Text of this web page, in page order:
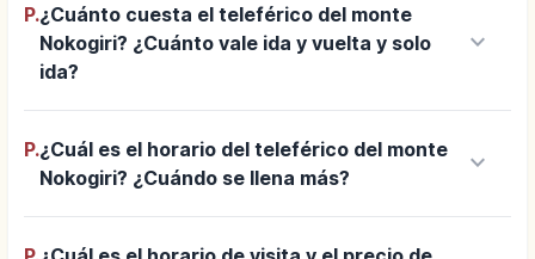
P.¿Cuánto cuesta el teleférico del monte
Nokogiri? ¿Cuánto vale ida y vuelta y solo
ida?
keyboard_arrow_down
P.¿Cuál es el horario del teleférico del monte
Nokogiri? ¿Cuándo se llena más?
keyboard_arrow_down